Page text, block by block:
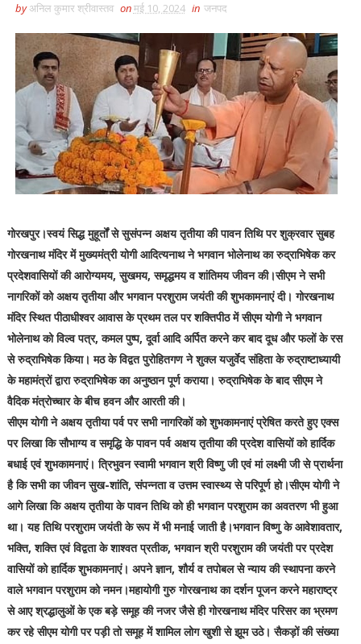
byअनिल कुमार श्रीवास्तव onमई 10, 2024 in जनपद
गोरखपुर।स्वयं सिद्ध मुहूर्तों से सुसंपन्न अक्षय तृतीया की पावन तिथि पर शुक्रवार सुबह
गोरखनाथ मंदिर में मुख्यमंत्री योगी आदित्यनाथ ने भगवान भोलेनाथ का रुद्राभिषेक कर
प्रदेशवासियों की आरोग्यमय, सुखमय, समृद्धमय व शांतिमय जीवन की।सीएम ने सभी
नागरिकों को अक्षय तृतीया और भगवान परशुराम जयंती की शुभकामनाएं दी। गोरखनाथ
मंदिर स्थित पीठाधीश्वर आवास के प्रथम तल पर शक्तिपीठ में सीएम योगी ने भगवान
भोलेनाथ को विल्व पत्र, कमल पुष्प, दूर्वा आदि अर्पित करने कर बाद दूध और फलों के रस
से रुद्राभिषेक किया। मठ के विद्वत पुरोहितगण ने शुक्ल यजुर्वेद संहिता के रुद्राष्टाध्यायी
के महामंत्रों द्वारा रुद्राभिषेक का अनुष्ठान पूर्ण कराया। रुद्राभिषेक के बाद सीएम ने
वैदिक मंत्रोच्चार के बीच हवन और आरती की।
सीएम योगी ने अक्षय तृतीया पर्व पर सभी नागरिकों को शुभकामनाएं प्रेषित करते हुए एक्स
पर लिखा कि सौभाग्य व समृद्धि के पावन पर्व अक्षय तृतीया की प्रदेश वासियों को हार्दिक
बधाई एवं शुभकामनाएं। त्रिभुवन स्वामी भगवान श्री विष्णु जी एवं मां लक्ष्मी जी से प्रार्थना
है कि सभी का जीवन सुख-शांति, संपन्नता व उत्तम स्वास्थ्य से परिपूर्ण हो।सीएम योगी ने
आगे लिखा कि अक्षय तृतीया के पावन तिथि को ही भगवान परशुराम का अवतरण भी हुआ
था। यह तिथि परशुराम जयंती के रूप में भी मनाई जाती है।भगवान विष्णु के आवेशावतार,
भक्ति, शक्ति एवं विद्वता के शाश्वत प्रतीक, भगवान श्री परशुराम की जयंती पर प्रदेश
वासियों को हार्दिक शुभकामनाएं। अपने ज्ञान, शौर्य व तपोबल से न्याय की स्थापना करने
वाले भगवान परशुराम को नमन।महायोगी गुरु गोरखनाथ का दर्शन पूजन करने महाराष्ट्र
से आए श्रद्धालुओं के एक बड़े समूह की नजर जैसे ही गोरखनाथ मंदिर परिसर का भ्रमण
कर रहे सीएम योगी पर पड़ी तो समूह में शामिल लोग खुशी से झूम उठे। सैकड़ों की संख्या